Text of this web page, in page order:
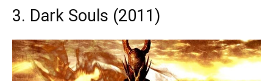
3. Dark Souls (2011)